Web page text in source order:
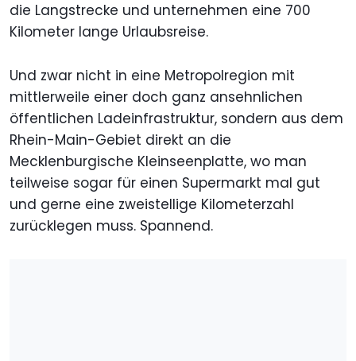
die Langstrecke und unternehmen eine 700
Kilometer lange Urlaubsreise.
Und zwar nicht in eine Metropolregion mit
mittlerweile einer doch ganz ansehnlichen
öffentlichen Ladeinfrastruktur, sondern aus dem
Rhein-Main-Gebiet direkt an die
Mecklenburgische Kleinseenplatte, wo man
teilweise sogar für einen Supermarkt mal gut
und gerne eine zweistellige Kilometerzahl
zurücklegen muss. Spannend.